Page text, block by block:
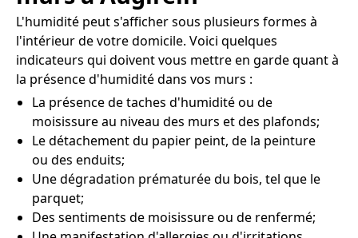
L'humidité peut s'afficher sous plusieurs formes à
l'intérieur de votre domicile. Voici quelques
indicateurs qui doivent vous mettre en garde quant à
la présence d'humidité dans vos murs :
La présence de taches d'humidité ou de
moisissure au niveau des murs et des plafonds;
Le détachement du papier peint, de la peinture
ou des enduits;
Une dégradation prématurée du bois, tel que le
parquet;
Des sentiments de moisissure ou de renfermé;